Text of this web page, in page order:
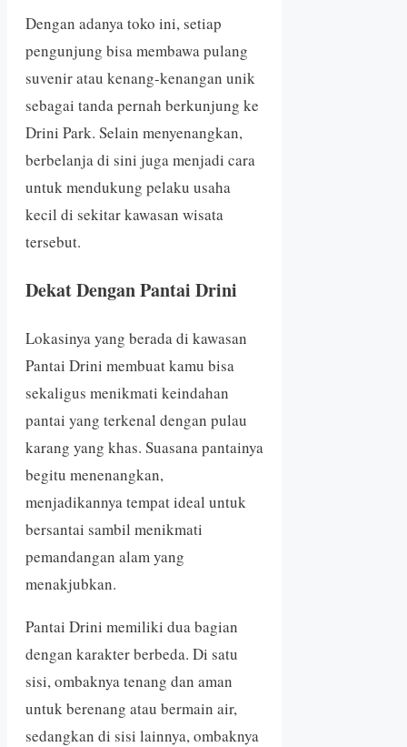
Dengan adanya toko ini, setiap
pengunjung bisa membawa pulang
suvenir atau kenang-kenangan unik
sebagai tanda pernah berkunjung ke
Drini Park. Selain menyenangkan,
berbelanja di sini juga menjadi cara
untuk mendukung pelaku usaha
kecil di sekitar kawasan wisata
tersebut.
Dekat Dengan Pantai Drini
Lokasinya yang berada di kawasan
Pantai Drini membuat kamu bisa
sekaligus menikmati keindahan
pantai yang terkenal dengan pulau
karang yang khas. Suasana pantainya
begitu menenangkan,
menjadikannya tempat ideal untuk
bersantai sambil menikmati
pemandangan alam yang
menakjubkan.
Pantai Drini memiliki dua bagian
dengan karakter berbeda. Di satu
sisi, ombaknya tenang dan aman
untuk berenang atau bermain air,
sedangkan di sisi lainnya, ombaknya